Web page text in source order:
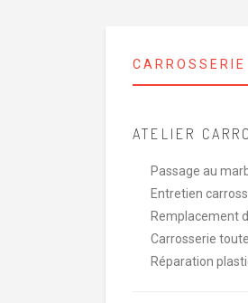
ATELIER
Passage au
Entretien
Remplacement
Carrosserie
Réparation